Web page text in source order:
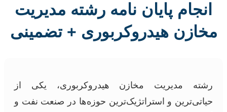
انجام پایان نامه رشته مدیریت
مخازن هیدروکربوری + تضمینی
رشته مدیریت مخازن هیدروکربوری، یکی از
حیاتی‌ترین و استراتژیک‌ترین حوزه‌ها در صنعت نفت و